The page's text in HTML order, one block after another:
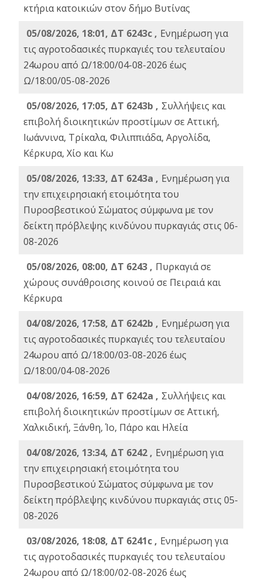
κτήρια κατοικιών στον δήμο Βυτίνας
05/08/2026, 18:01, ΔΤ 6243c , Ενημέρωση για
τις αγροτοδασικές πυρκαγιές του τελευταίου
24ωρου από Ω/18:00/04-08-2026 έως
Ω/18:00/05-08-2026
05/08/2026, 17:05, ΔΤ 6243b , Συλλήψεις και
επιβολή διοικητικών προστίμων σε Αττική,
Ιωάννινα, Τρίκαλα, Φιλιππιάδα, Αργολίδα,
Κέρκυρα, Χίο και Κω
05/08/2026, 13:33, ΔΤ 6243a , Ενημέρωση για
την επιχειρησιακή ετοιμότητα του
Πυροσβεστικού Σώματος σύμφωνα με τον
δείκτη πρόβλεψης κινδύνου πυρκαγιάς στις 06-
08-2026
05/08/2026, 08:00, ΔΤ 6243 , Πυρκαγιά σε
χώρους συνάθροισης κοινού σε Πειραιά και
Κέρκυρα
04/08/2026, 17:58, ΔΤ 6242b , Ενημέρωση για
τις αγροτοδασικές πυρκαγιές του τελευταίου
24ωρου από Ω/18:00/03-08-2026 έως
Ω/18:00/04-08-2026
04/08/2026, 16:59, ΔΤ 6242a , Συλλήψεις και
επιβολή διοικητικών προστίμων σε Αττική,
Χαλκιδική, Ξάνθη, Ίο, Πάρο και Ηλεία
04/08/2026, 13:34, ΔΤ 6242 , Ενημέρωση για
την επιχειρησιακή ετοιμότητα του
Πυροσβεστικού Σώματος σύμφωνα με τον
δείκτη πρόβλεψης κινδύνου πυρκαγιάς στις 05-
08-2026
03/08/2026, 18:08, ΔΤ 6241c , Ενημέρωση για
τις αγροτοδασικές πυρκαγιές του τελευταίου
24ωρου από Ω/18:00/02-08-2026 έως